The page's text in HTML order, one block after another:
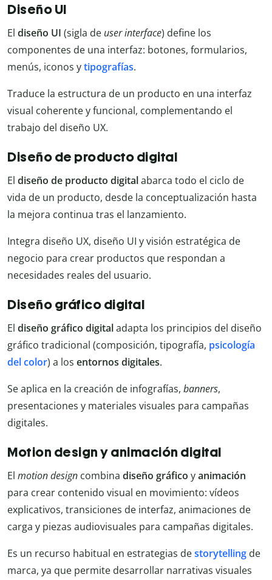
Diseño UI
El diseño UI (sigla de user interface) define los
componentes de una interfaz: botones, formularios,
menús, iconos ytipografías.
Traduce la estructura de un producto en una interfaz
visual coherente y funcional, complementando el
trabajo del diseño UX.
Diseño de producto digital
El diseño de producto digitalabarca todo el ciclo de
vida de un producto, desde la conceptualización hasta
la mejora continua tras el lanzamiento.
Integra diseño UX, diseño UI y visión estratégica de
negocio para crear productos que respondan a
necesidades reales del usuario.
Diseño gráfico digital
El diseño gráfico digitaladapta los principios del diseño
gráfico tradicional (composición, tipografía, psicología
del color) a los entornos digitales.
Se aplica en la creación de infografías, banners,
presentaciones y materiales visuales para campañas
digitales.
Motion design y animación digital
El motion design combina diseño gráfico yanimación
para crear contenido visual en movimiento: vídeos
explicativos, transiciones de interfaz, animaciones de
carga y piezas audiovisuales para campañas digitales.
Es un recurso habitual en estrategias destorytelling de
marca, ya que permite desarrollar narrativas visuales